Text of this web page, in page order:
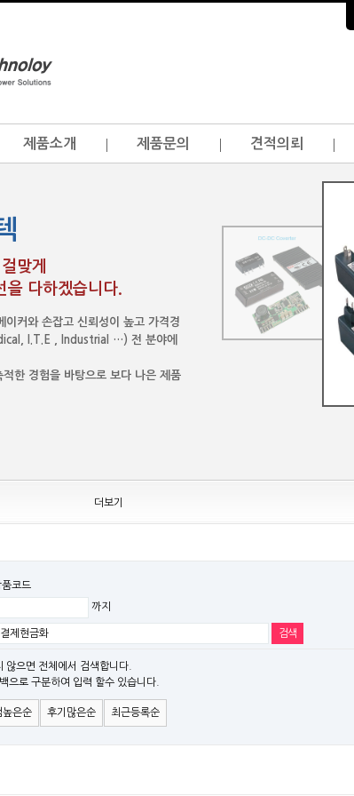
제품소개 제품문의 견적의뢰
맞게
을 다하겠습니다.
커와 손잡고 신뢰성이 높고 가격경
I.T.E , Industrial …) 전 분야에
한 경험을 바탕으로 보다 나은 제품
하 조정
MODEL"[ADT] 출시
파" 시리즈 제품을 출시
리즈 제품 출시
더보기
품코드
까지
으면 전체에서 검색합니다.
으로 구분하여 입력 할수 있습니다.
높은순 후기많은순 최근등록순